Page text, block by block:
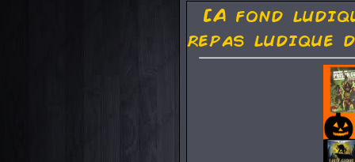
[A fond
repas ludique